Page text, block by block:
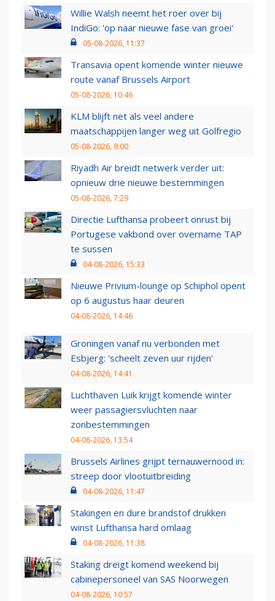
Willie Walsh neemt het roer over bij
IndiGo: 'op naar nieuwe fase van groei'
05-08-2026, 11:37
Transavia opent komende winter nieuwe
route vanaf Brussels Airport
05-08-2026, 10:46
KLM blijft net als veel andere
maatschappijen langer weg uit Golfregio
05-08-2026, 9:00
Riyadh Air breidt netwerk verder uit:
opnieuw drie nieuwe bestemmingen
05-08-2026, 7:29
Directie Lufthansa probeert onrust bij
Portugese vakbond over overname TAP
te sussen
04-08-2026, 15:33
Nieuwe Privium-lounge op Schiphol opent
op 6 augustus haar deuren
04-08-2026, 14:46
Groningen vanaf nu verbonden met
Esbjerg: 'scheelt zeven uur rijden'
04-08-2026, 14:41
Luchthaven Luik krijgt komende winter
weer passagiersvluchten naar
zonbestemmingen
04-08-2026, 13:54
Brussels Airlines grijpt ternauwernood in:
streep door vlootuitbreiding
04-08-2026, 11:47
Stakingen en dure brandstof drukken
winst Lufthansa hard omlaag
04-08-2026, 11:38
Staking dreigt komend weekend bij
cabinepersoneel van SAS Noorwegen
04-08-2026, 10:57